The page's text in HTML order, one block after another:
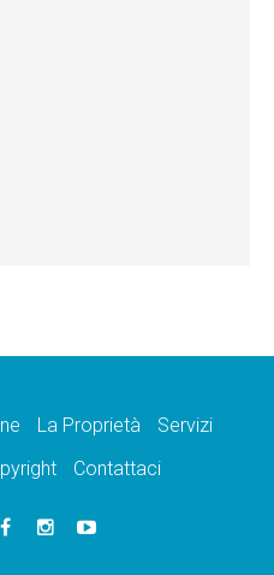
La Proprietà
Servizi
Contattaci